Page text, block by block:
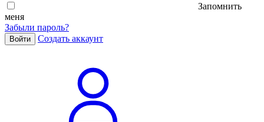
Запомнить
меня
Забыли пароль?
Войти Cоздать аккаунт